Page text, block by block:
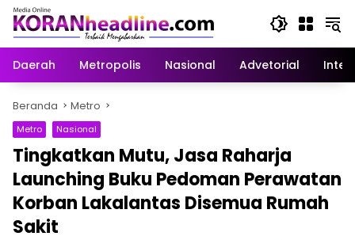
Langsung
konten
Daerah
Metropolis Nasional Advetorial
Beranda Metro
Metro Nasional
Tingkatkan Mutu, Jasa Raharja
Launching Buku Pedoman Perawatan
Korban Lakalantas Disemua Rumah
Sakit